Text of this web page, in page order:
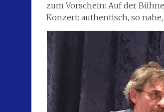
zum Vorschein: Auf der
Konzert: authentisch, so